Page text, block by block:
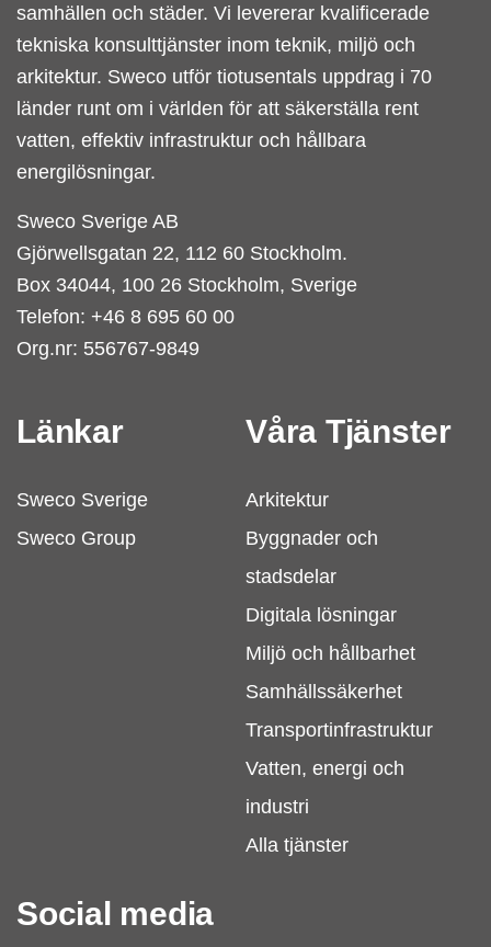
samhällen och städer. Vi levererar kvalificerade
tekniska konsulttjänster inom teknik, miljö och
arkitektur. Sweco utför tiotusentals uppdrag i 70
länder runt om i världen för att säkerställa rent
vatten, effektiv infrastruktur och hållbara
energilösningar.
Sweco Sverige AB
Gjörwellsgatan 22, 112 60 Stockholm.
Box 34044, 100 26 Stockholm, Sverige
Telefon: +46 8 695 60 00
Org.nr: 556767-9849
Länkar
Sweco Sverige
Sweco Group
Våra Tjänster
Arkitektur
Byggnader och
stadsdelar
Digitala lösningar
Miljö och hållbarhet
Samhällssäkerhet
Transportinfrastruktur
Vatten, energi och
industri
Alla tjänster
Social media